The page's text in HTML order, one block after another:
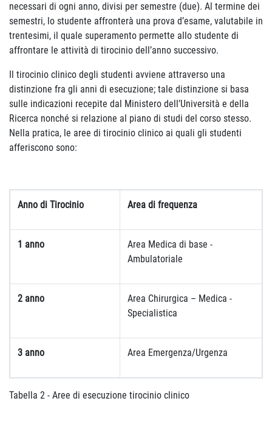
necessari di ogni anno, divisi per semestre (due). Al termine dei
semestri, lo studente affronterà una prova d’esame, valutabile in
trentesimi, il quale superamento permette allo studente di
affrontare le attività di tirocinio dell’anno successivo.
Il tirocinio clinico degli studenti avviene attraverso una
distinzione fra gli anni di esecuzione; tale distinzione si basa
sulle indicazioni recepite dal Ministero dell’Università e della
Ricerca nonché si relazione al piano di studi del corso stesso.
Nella pratica, le aree di tirocinio clinico ai quali gli studenti
afferiscono sono:
Anno di Tirocinio Area di frequenza
1 anno
Area Medica di base -
Ambulatoriale
2 anno
Area Chirurgica – Medica -
Specialistica
3 anno Area Emergenza/Urgenza
Tabella 2 - Aree di esecuzione tirocinio clinico